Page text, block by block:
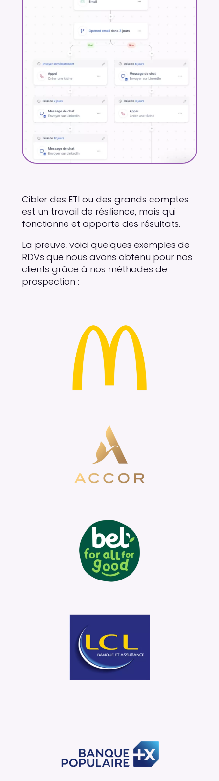
Cibler des ETI ou des grands comptes
est un travail de résilience, mais qui
fonctionne et apporte des résultats.
La preuve, voici quelques exemples de
RDVs que nous avons obtenu pour nos
clients grâce à nos méthodes de
prospection :